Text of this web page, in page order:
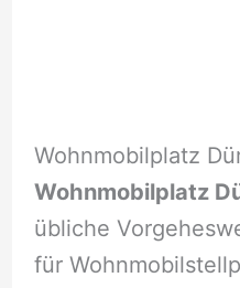
Wohnmobilplatz
Wohnmobilplatz
übliche
für